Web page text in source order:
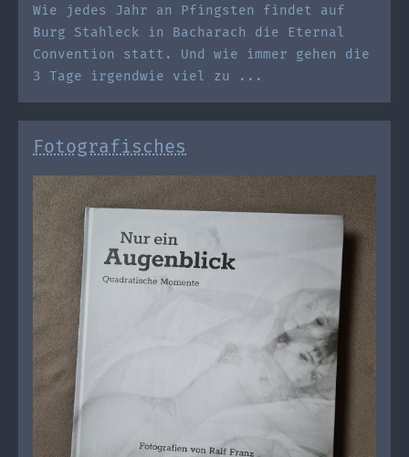
Wie jedes Jahr an Pfingsten findet auf
Burg Stahleck in Bacharach die Eternal
Convention statt. Und wie immer gehen die
3 Tage irgendwie viel zu ...
Fotografisches